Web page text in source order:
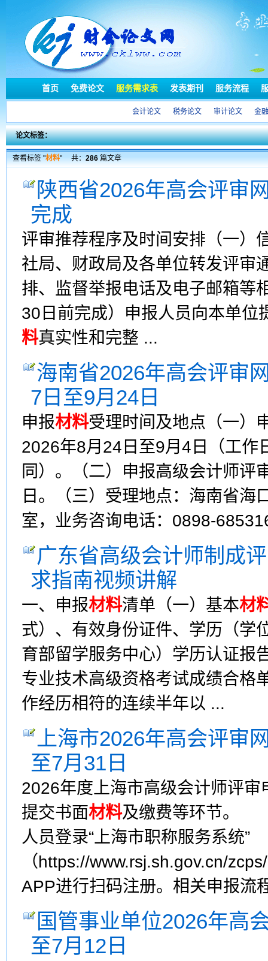
首页 免费论文 服务需求表 发表期刊 服务流程
会计论文 税务论文 审计论文 金
论文标签：
查看标签 "材料" 共：286篇文章
陕西省2026年高会评审
完成
评审推荐程序及时间安排（一）
社局、财政局及各单位转发评审
排、监督举报电话及电子邮箱等
30日前完成）申报人员向本单位
料真实性和完整 ...
海南省2026年高会评审
7日至9月24日
申报材料受理时间及地点（一）
2026年8月24日至9月4日（工
同）。（二）申报高级会计师评
日。（三）受理地点：海南省
室，业务咨询电话：0898-
广东省高级会计师制成
求指南视频讲解
一、申报材料清单（一）基本材
式）、有效身份证件、学历（学
育部留学服务中心）学历认证报
专业技术高级资格考试成绩合格
作经历相符的连续半年以 ...
上海市2026年高会评审
至7月31日
2026年度上海市高级会计师评
提交书面材料及缴费等环节。
人员登录“上海市职称服务系统”
（https://www.rsj.sh.gov.cn/
APP进行扫码注册。相关申报流
国管事业单位2026年高
至7月12日